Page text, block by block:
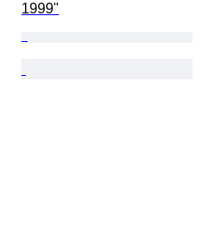
1999"